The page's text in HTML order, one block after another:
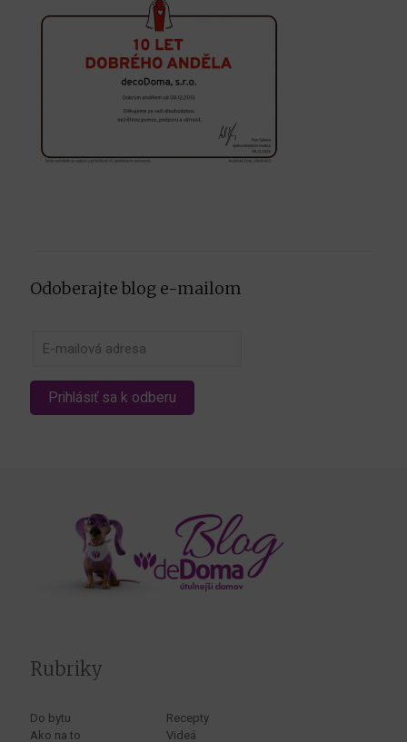
Odoberajte blog e-mailom
Rubriky
Do bytu
Ako na to
Recepty
Videá